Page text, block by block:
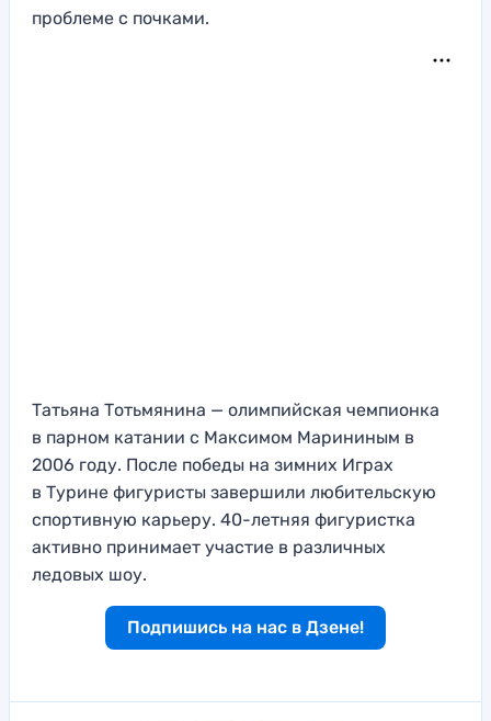
проблеме с почками.
Татьяна Тотьмянина — олимпийская чемпионка
в парном катании с Максимом Марининым в
2006 году. После победы на зимних Играх
в Турине фигуристы завершили любительскую
спортивную карьеру. 40-летняя фигуристка
активно принимает участие в различных
ледовых шоу.
Подпишись на нас в Дзене!